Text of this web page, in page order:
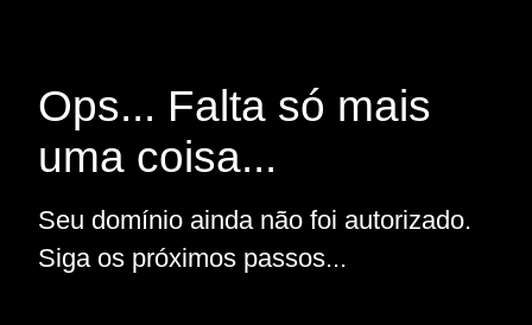
Ops... Falta só mais
uma coisa...
Seu domínio ainda não foi autorizado.
Siga os próximos passos...